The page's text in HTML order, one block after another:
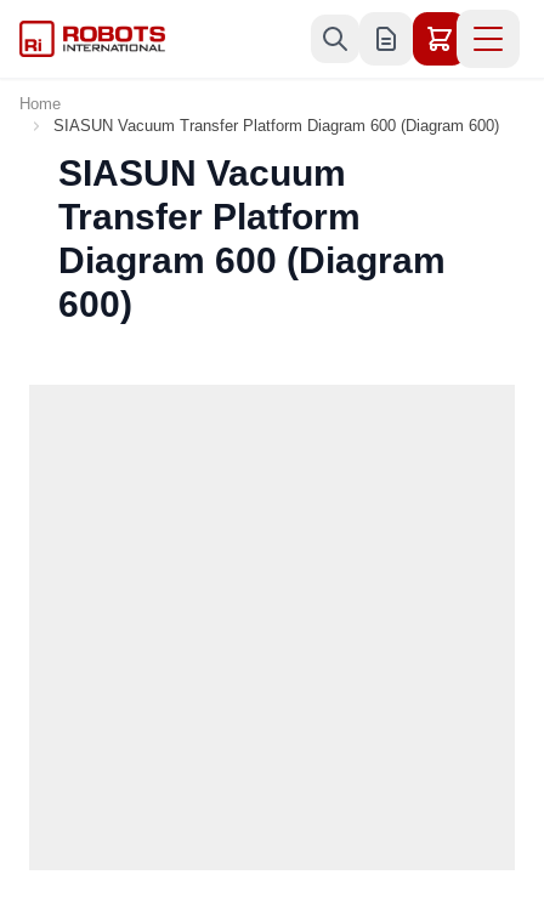
Home
SIASUN Vacuum Transfer Platform Diagram 600 (Diagram 600)
SIASUN Vacuum
Transfer Platform
Diagram 600 (Diagram
600)